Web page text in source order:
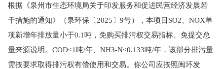
根据《泉州市生态环境局关于印发服务和促进民营经济发展若
干措施的通知》（泉环保〔2025〕9号），本项目SO2、NOX单
项新增年排放量小于0.1吨，免购买排污权交易指标、免提交总
量来源说明。COD≤1吨/年、NH3-N≤0.133吨/年，该部分排污量
需按要求取得排污权有偿使用和交易。你公司应按照闽环发